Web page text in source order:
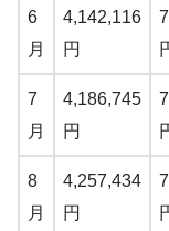
6
月
4,142,116
円
7
月
4,186,745
円
8
月
4,257,434
円